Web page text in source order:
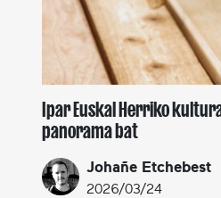
Ipar Euskal Herriko
panorama bat
Johañe Etchebest
2026/03/24